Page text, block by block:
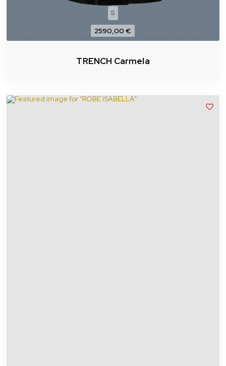
S
2590,00 €
TRENCH Carmela